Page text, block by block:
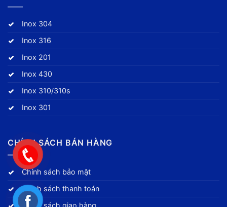
Inox 304
Inox 316
Inox 201
Inox 430
Inox 310/310s
Inox 301
CHÍNH SÁCH BÁN HÀNG
Chính sách bảo mật
Chính sách thanh toán